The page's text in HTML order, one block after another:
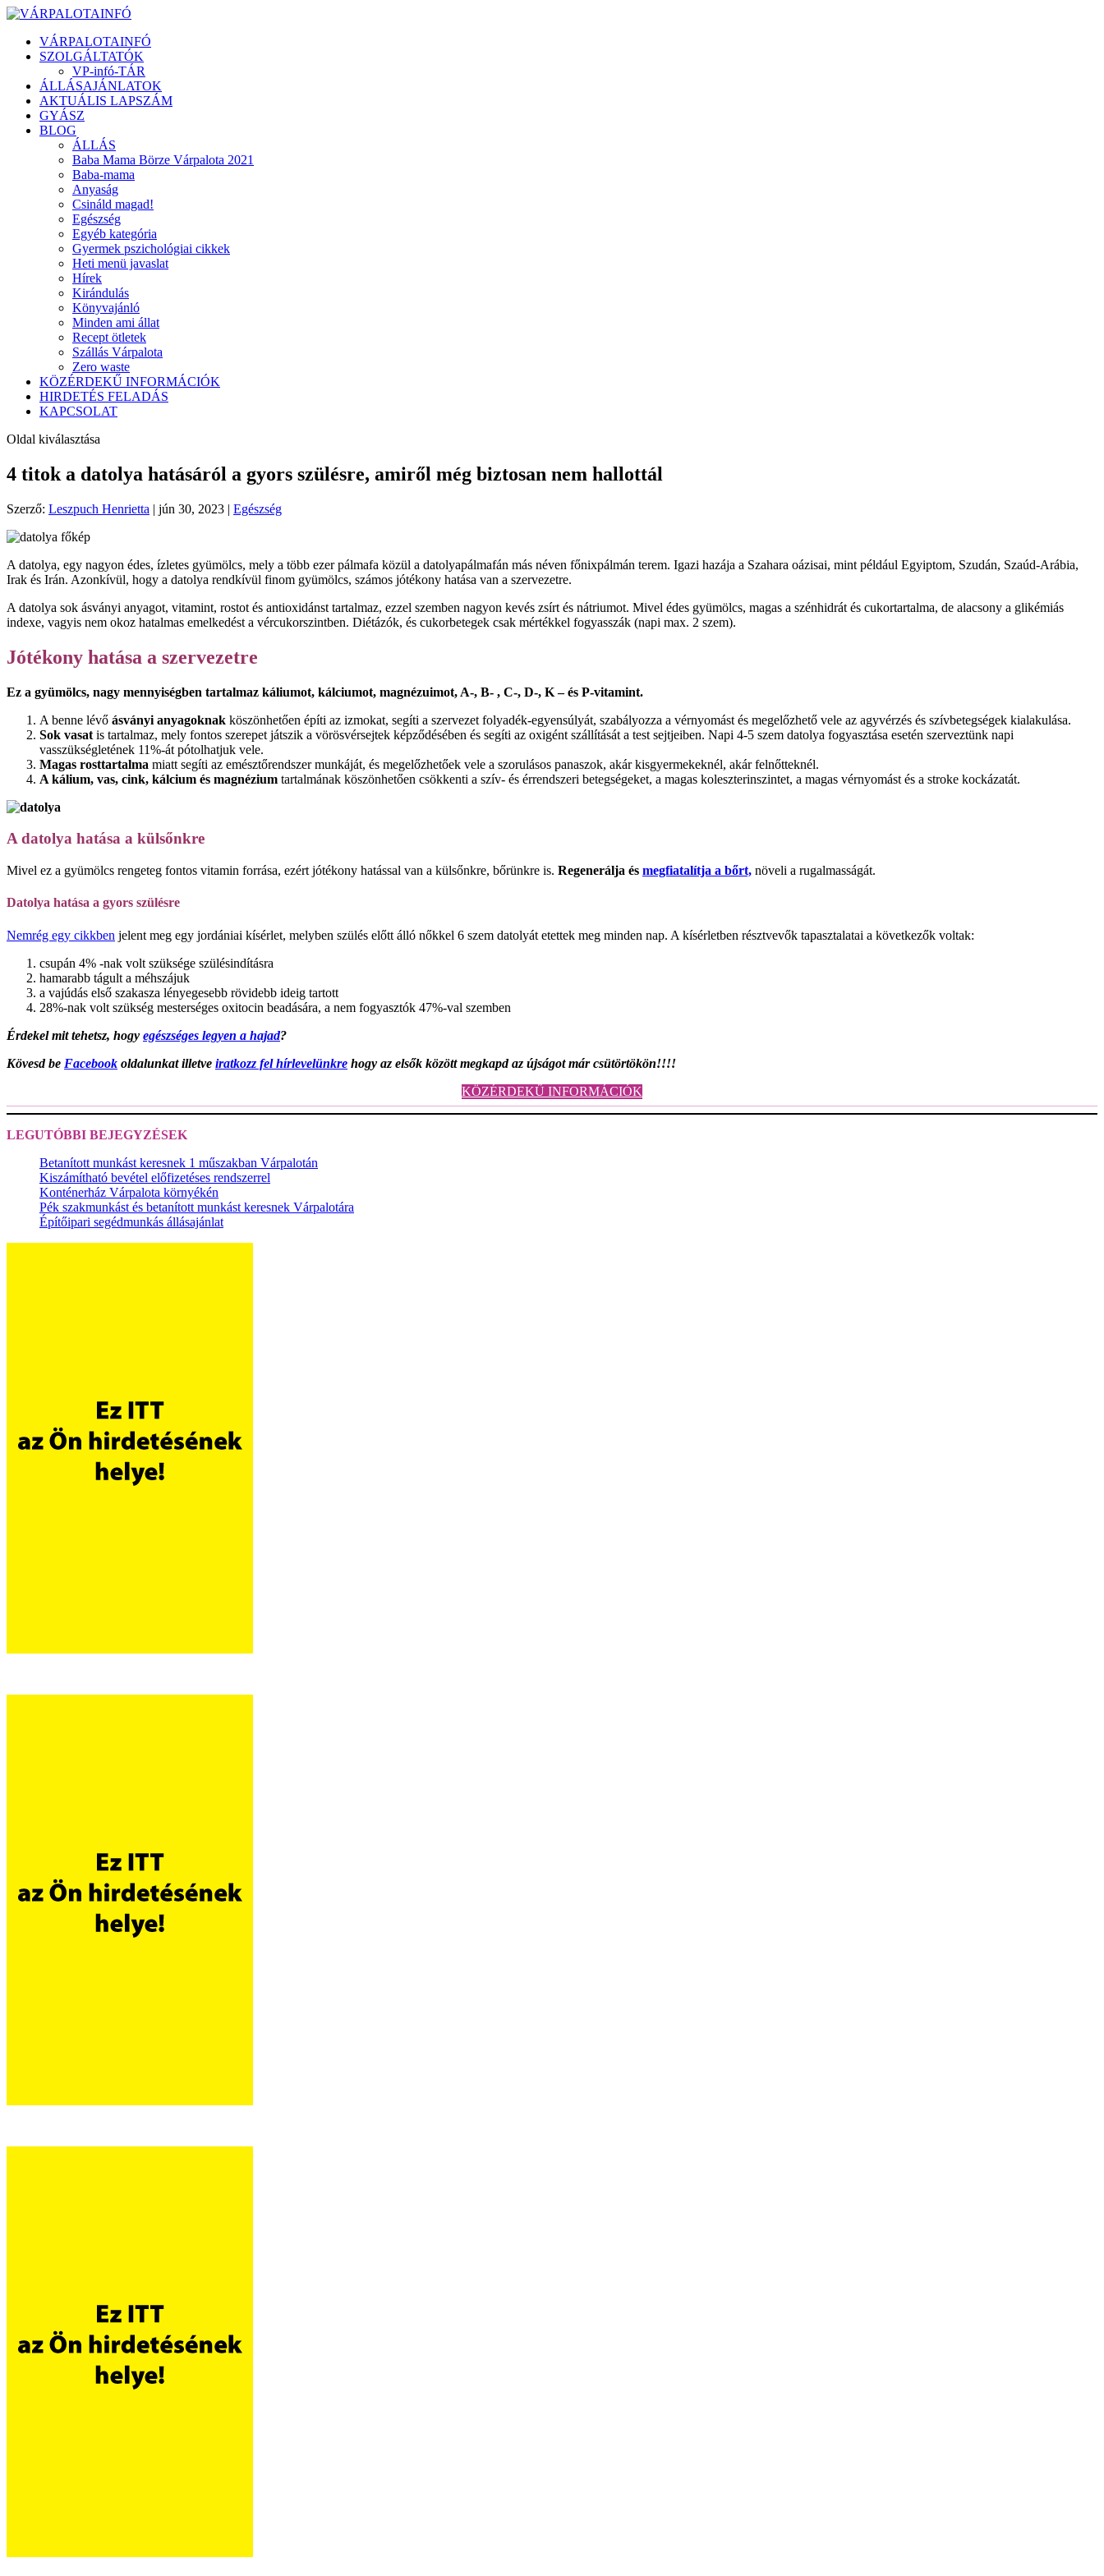
VÁRPALOTAINFÓ
SZOLGÁLTATÓK
VP-infó-TÁR
ÁLLÁSAJÁNLATOK
AKTUÁLIS LAPSZÁM
GYÁSZ
BLOG
ÁLLÁS
Baba Mama Börze Várpalota 2021
Baba-mama
Anyaság
Csináld magad!
Egészség
Egyéb kategória
Gyermek pszichológiai cikkek
Heti menü javaslat
Hírek
Kirándulás
Könyvajánló
Minden ami állat
Recept ötletek
Szállás Várpalota
Zero waste
KÖZÉRDEKŰ INFORMÁCIÓK
HIRDETÉS FELADÁS
KAPCSOLAT
Oldal kiválasztása
4 titok a datolya hatásáról a gyors szülésre, amiről még biztosan nem hallottál
Szerző: Leszpuch Henrietta | jún 30, 2023 | Egészség
A datolya, egy nagyon édes, ízletes gyümölcs, mely a több ezer pálmafa közül a datolyapálmafán más néven főnixpálmán terem. Igazi hazája a Szahara oázisai, mint például Egyiptom, Szudán, Szaúd-Arábia,
Irak és Irán. Azonkívül, hogy a datolya rendkívül finom gyümölcs, számos jótékony hatása van a szervezetre.
A datolya sok ásványi anyagot, vitamint, rostot és antioxidánst tartalmaz, ezzel szemben nagyon kevés zsírt és nátriumot. Mivel édes gyümölcs, magas a szénhidrát és cukortartalma, de alacsony a glikémiás
indexe, vagyis nem okoz hatalmas emelkedést a vércukorszintben. Diétázók, és cukorbetegek csak mértékkel fogyasszák (napi max. 2 szem).
Jótékony hatása a szervezetre
Ez a gyümölcs, nagy mennyiségben tartalmaz káliumot, kálciumot, magnézuimot, A-, B- , C-, D-, K – és P-vitamint.
A benne lévő ásványi anyagoknak köszönhetően építi az izmokat, segíti a szervezet folyadék-egyensúlyát, szabályozza a vérnyomást és megelőzhető vele az agyvérzés és szívbetegségek kialakulása.
Sok vasat is tartalmaz, mely fontos szerepet játszik a vörösvérsejtek képződésében és segíti az oxigént szállítását a test sejtjeiben. Napi 4-5 szem datolya fogyasztása esetén szerveztünk napi
vasszükségletének 11%-át pótolhatjuk vele.
Magas rosttartalma miatt segíti az emésztőrendszer munkáját, és megelőzhetőek vele a szorulásos panaszok, akár kisgyermekeknél, akár felnőtteknél.
A kálium, vas, cink, kálcium és magnézium tartalmának köszönhetően csökkenti a szív- és érrendszeri betegségeket, a magas koleszterinszintet, a magas vérnyomást és a stroke kockázatát.
A datolya hatása a külsőnkre
Mivel ez a gyümölcs rengeteg fontos vitamin forrása, ezért jótékony hatással van a külsőnkre, bőrünkre is. Regenerálja és megfiatalítja a bőrt, növeli a rugalmasságát.
Datolya hatása a gyors szülésre
Nemrég egy cikkben jelent meg egy jordániai kísérlet, melyben szülés előtt álló nőkkel 6 szem datolyát etettek meg minden nap. A kísérletben résztvevők tapasztalatai a következők voltak:
csupán 4% -nak volt szüksége szülésindításra
hamarabb tágult a méhszájuk
a vajúdás első szakasza lényegesebb rövidebb ideig tartott
28%-nak volt szükség mesterséges oxitocin beadására, a nem fogyasztók 47%-val szemben
Érdekel mit tehetsz, hogy egészséges legyen a hajad?
Kövesd be Facebook oldalunkat illetve iratkozz fel hírlevelünkre hogy az elsők között megkapd az újságot már csütörtökön!!!!
KÖZÉRDEKŰ INFORMÁCIÓK
LEGUTÓBBI BEJEGYZÉSEK
Betanított munkást keresnek 1 műszakban Várpalotán
Kiszámítható bevétel előfizetéses rendszerrel
Konténerház Várpalota környékén
Pék szakmunkást és betanított munkást keresnek Várpalotára
Építőipari segédmunkás állásajánlat